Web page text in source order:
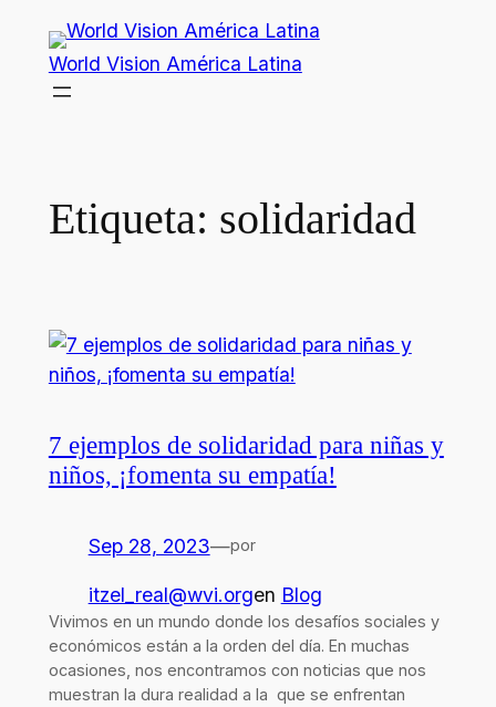
contenido
World Vision América Latina
Etiqueta: solidaridad
7 ejemplos de solidaridad para niñas y
niños, ¡fomenta su empatía!
Sep 28, 2023—por
itzel_real@wvi.orgen Blog
Vivimos en un mundo donde los desafíos sociales y
económicos están a la orden del día. En muchas
ocasiones, nos encontramos con noticias que nos
muestran la dura realidad a la que se enfrentan